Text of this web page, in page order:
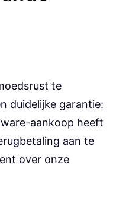
te
duidelijke garantie:
aankoop heeft
aan te
over onze